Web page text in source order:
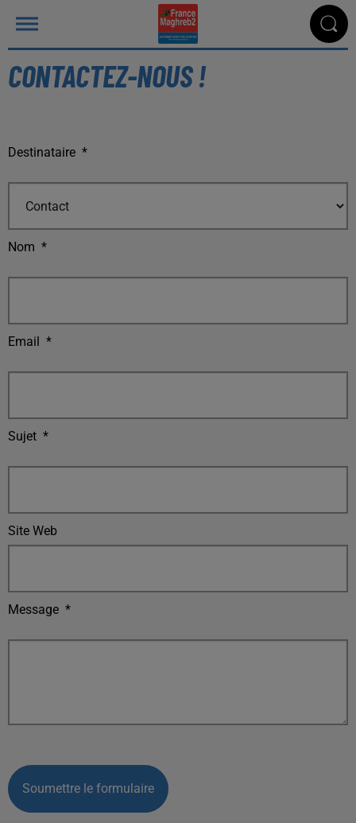
CONTACTEZ-NOUS !
Destinataire *
Nom *
Email *
Sujet *
Site Web
Message *
Soumettre le formulaire